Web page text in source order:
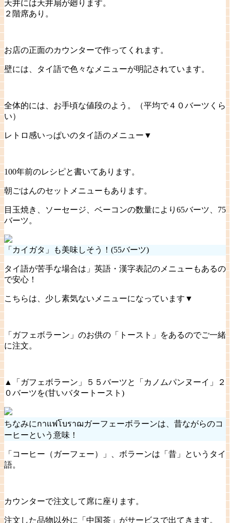
天井には天井扇が廻ります。
２階席あり。
お店の正面のカウンターで作ってくれます。
壁には、タイ語で色々なメニューが明記されています。
全体的には、お手頃な値段のよう。（平均で４０バーツくら
い）
レトロ感いっぱいのタイ語のメニュー▼
100年前のレシピと書いてあります。
朝ごはんのセットメニューもあります。
目玉焼き、ソーセージ、ベーコンの数量により65バーツ、75
バーツ。
「カイガタ」も美味しそう！(55バーツ)
タイ語が苦手な場合は」英語・漢字表記のメニューもあるの
で安心！
こちらは、少し素気ないメニューになっています▼
「ガフェボラーン」のお供の「トースト」をあるのでご一緒
に注文。
▲「ガフェボラーン」５５バーツと「カノムパンヌーイ」２
０バーツを(甘いバタートースト)
ちなみにกาแฟโบราฌガーフェーボラーンは、昔ながらのコ
ーヒーという意味！
「コーヒー（ガーフェー）」、ボラーンは「昔」というタイ
語。
カウンターで注文して席に座ります。
注文した品物以外に「中国茶」がサービスで出てきます。